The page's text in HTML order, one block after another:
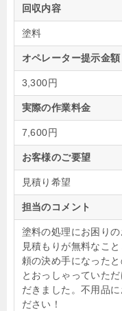
回収内容
塗料
オペレーター提示金額
3,300円
実際の作業料金
7,600円
お客様のご要望
見積り希望
担当のコメント
塗料の処理にお困り
見積もりが無料なこ
頼の決め手になった
とおっしゃっていた
だきました。不用品
ださい！